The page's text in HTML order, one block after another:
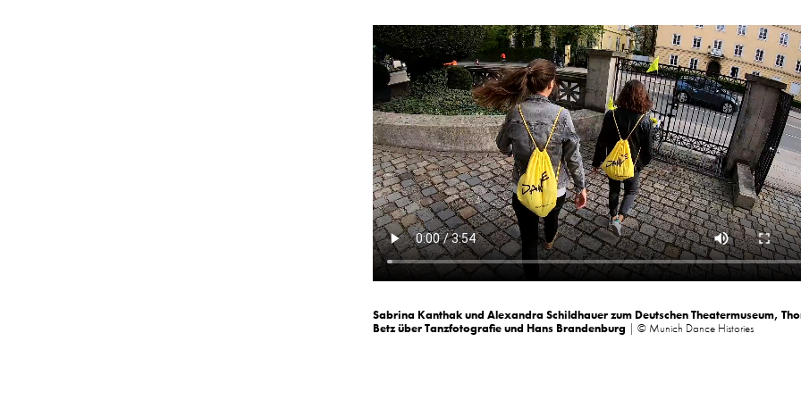
Sabrina Kanthakund Alexandra Schildhauerzum Deutschen Theatermuseum,
Betz über Tanzfotografie und Hans Brandenburg | © Munich Dance Histories